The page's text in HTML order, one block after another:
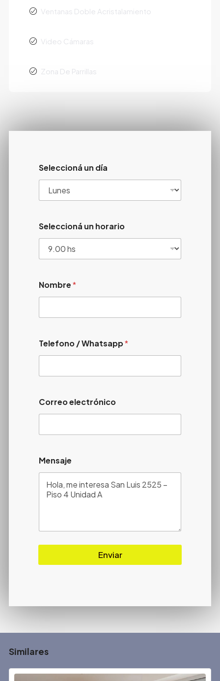
Ventanas Doble Acristalamiento
Video Cámaras
Zona De Parrillas
Seleccioná un día
Seleccioná un horario
Nombre*
Telefono / Whatsapp*
Correo electrónico
Mensaje
Enviar
Similares